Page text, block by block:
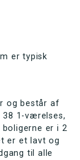
er typisk
og består af
1-værelses,
er i 2
er et lavt og
til alle